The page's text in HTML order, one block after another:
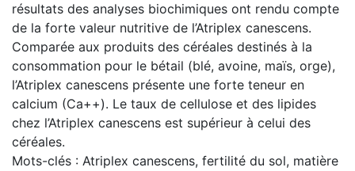
résultats des analyses biochimiques ont rendu compte
de la forte valeur nutritive de l’Atriplex canescens.
Comparée aux produits des céréales destinés à la
consommation pour le bétail (blé, avoine, maïs, orge),
l’Atriplex canescens présente une forte teneur en
calcium (Ca++). Le taux de cellulose et des lipides
chez l’Atriplex canescens est supérieur à celui des
céréales.
Mots-clés : Atriplex canescens, fertilité du sol, matière